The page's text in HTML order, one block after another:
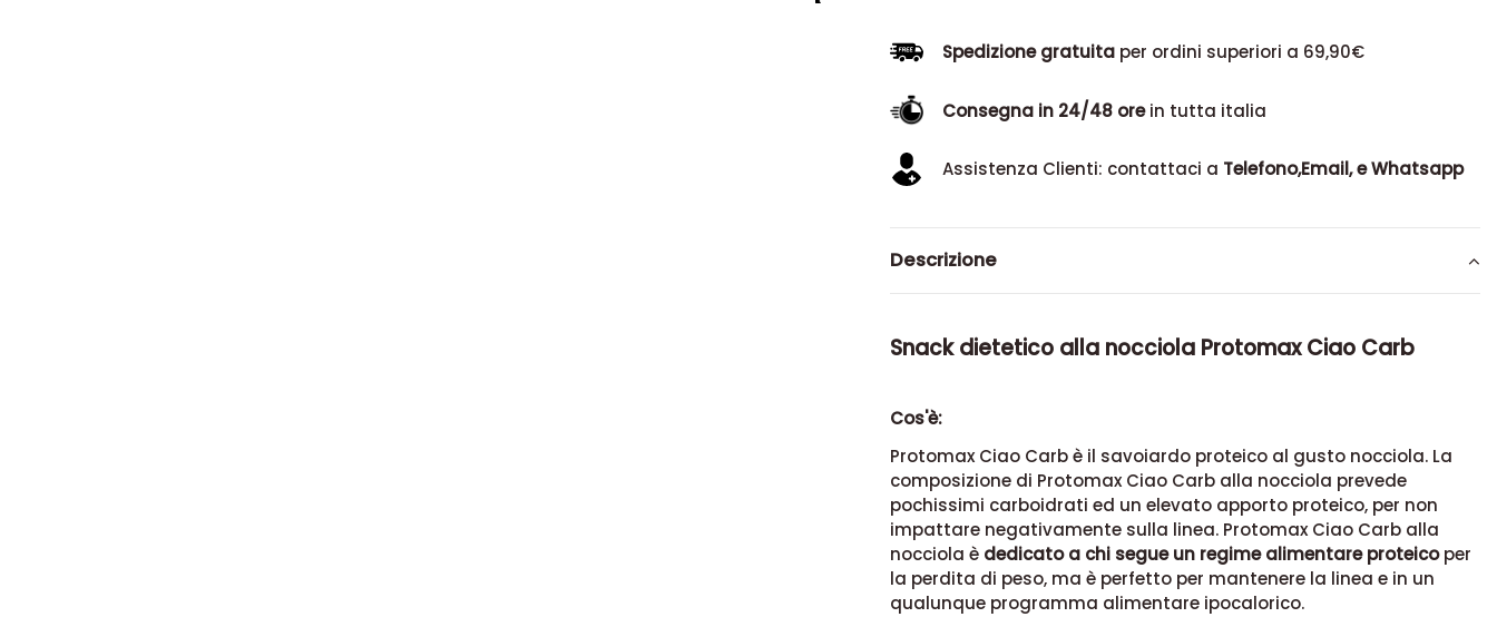
Spedizione gratuitaper ordini superiori a 69,90€
Consegna in 24/48 orein tutta italia
Assistenza Clienti: contattaci a Telefono,Email, e Whatsapp
Descrizione
Snack dietetico alla nocciola Protomax Ciao Carb
Cos'è:
Protomax Ciao Carb è il savoiardo proteico al gusto nocciola. La
composizione di Protomax Ciao Carb alla nocciola prevede
pochissimi carboidrati ed un elevato apporto proteico, per non
impattare negativamente sulla linea. Protomax Ciao Carb alla
nocciola è dedicato a chi segue un regime alimentare proteicoper
la perdita di peso, ma è perfetto per mantenere la linea e in un
qualunque programma alimentare ipocalorico.